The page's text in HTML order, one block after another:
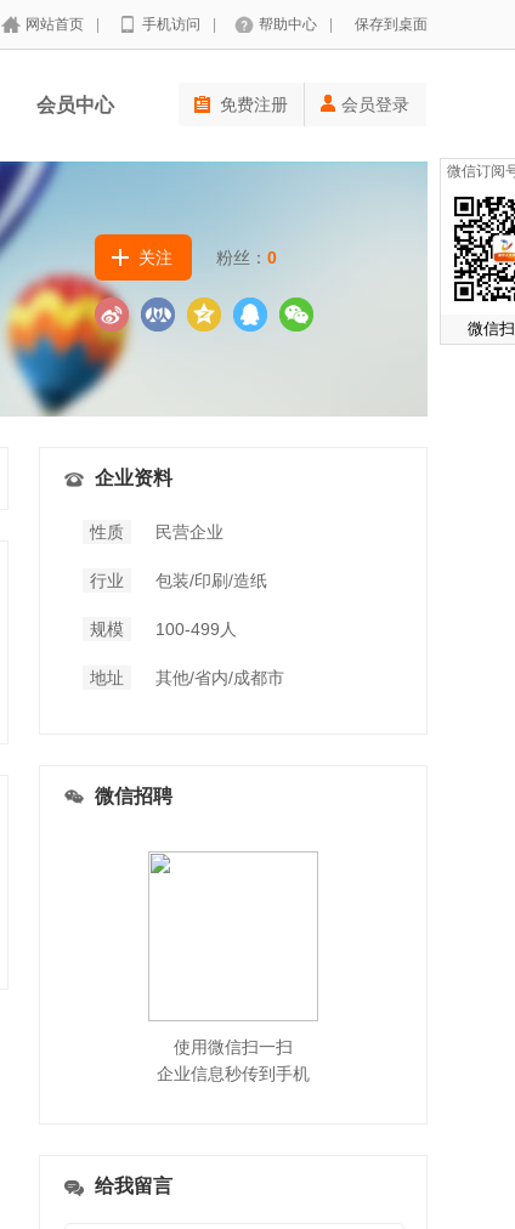
网站首页 手机访问 帮助中心 保存到桌面
会员中心 免费注册 会员登录
关注 粉丝： 0
企业资料
性质 民营企业
行业 包装/印刷/造纸
规模 100-499人
地址 其他/省内/成都市
微信招聘
使用微信扫一扫
企业信息秒传到手机
给我留言
微信订阅
微信